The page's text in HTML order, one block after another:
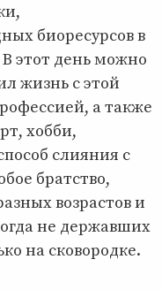
биоресурсов в
этот день можно
жизнь с этой
а также
хобби,
слияния с
братство,
возрастов и
не державших
на сковородке.